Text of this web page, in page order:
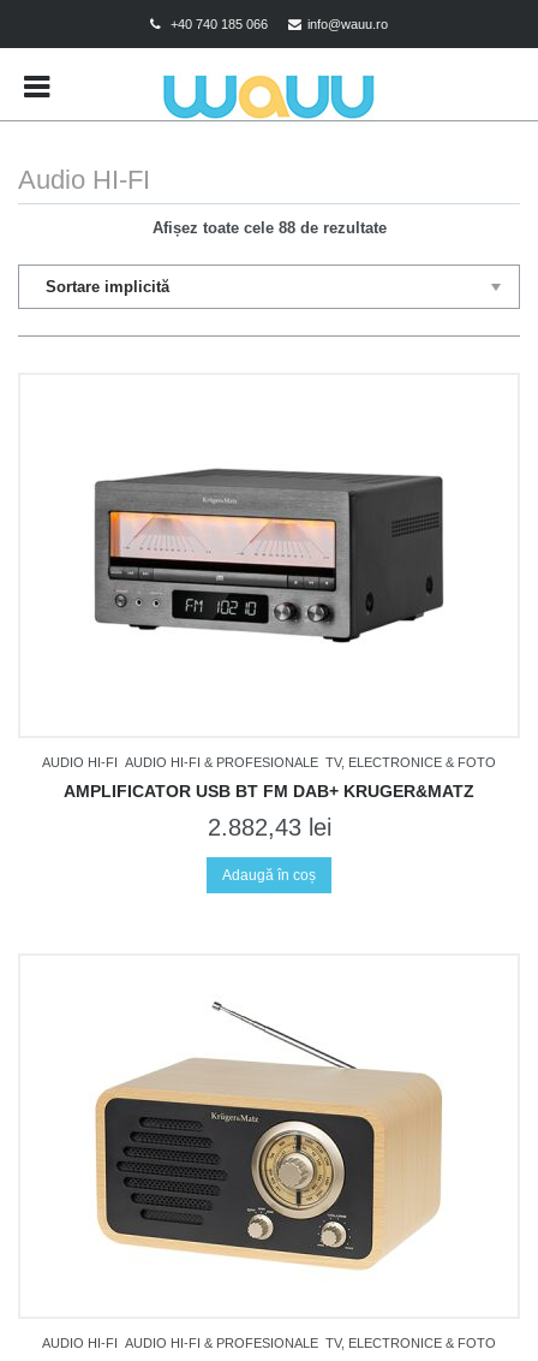
CONTACT
DESPRE COOKIES
MAGAZIN
TERMENI SI CONDITII
TRACK ORDER
TRANSPORT
+40 740 185 066 info@wauu.ro
Audio HI-FI
Afișez toate cele 88 de rezultate
AUDIO HI-FI AUDIO HI-FI & PROFESIONALE TV, ELECTRONICE & FOTO
AMPLIFICATOR USB BT FM DAB+ KRUGER&MATZ
2.882,43 lei
Adaugă în coș
AUDIO HI-FI AUDIO HI-FI & PROFESIONALE TV, ELECTRONICE & FOTO